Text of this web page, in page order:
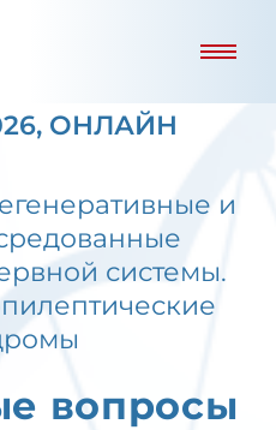
ОНЛАЙН
и
системы.
вопросы